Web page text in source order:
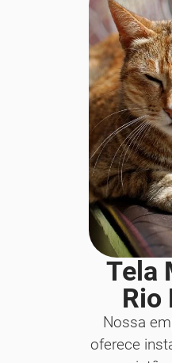
Tela
Rio
Nossa
oferece